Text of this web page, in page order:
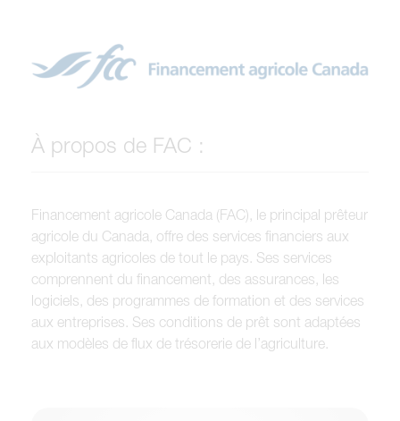
À propos de FAC :
Financement agricole Canada (FAC), le principal prêteur
agricole du Canada, offre des services financiers aux
exploitants agricoles de tout le pays. Ses services
comprennent du financement, des assurances, les
logiciels, des programmes de formation et des services
aux entreprises. Ses conditions de prêt sont adaptées
aux modèles de flux de trésorerie de l’agriculture.